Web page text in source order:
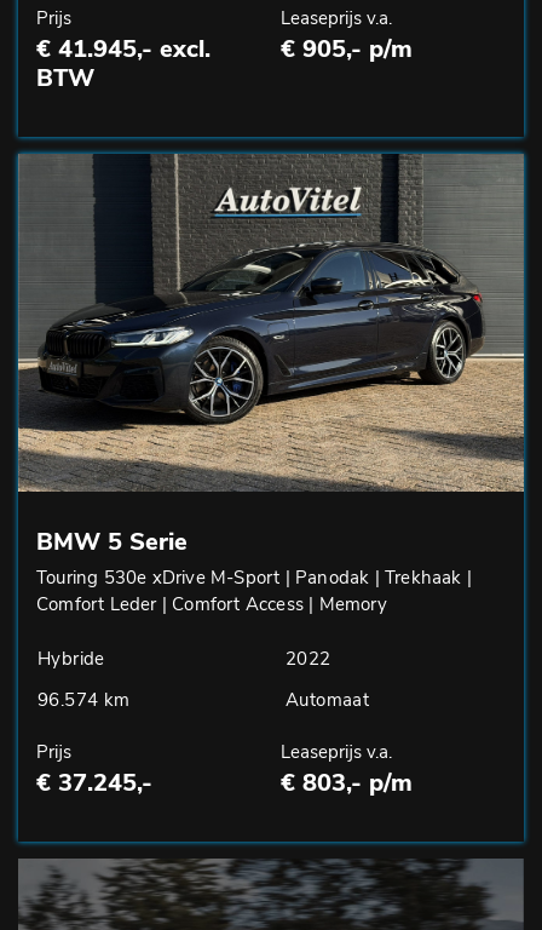
Prijs
€ 41.945,- excl.
BTW
Leaseprijs v.a.
€ 905,- p/m
BMW 5 Serie
Touring 530e xDrive M-Sport | Panodak | Trekhaak |
Comfort Leder | Comfort Access | Memory
Hybride
2022
96.574 km
Automaat
Prijs
€ 37.245,-
Leaseprijs v.a.
€ 803,- p/m